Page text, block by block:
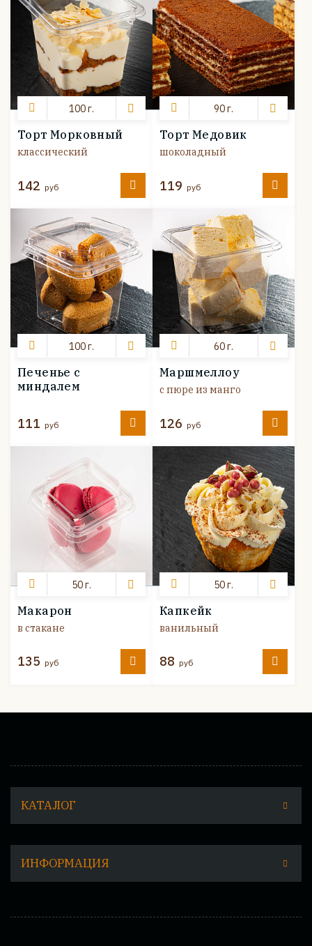
100 г.
Торт Морковный
классический
142 руб
90 г.
Торт Медовик
шоколадный
119 руб
100 г.
Печенье с
миндалем
111 руб
60 г.
Маршмеллоу
с пюре из манго
126 руб
50 г.
Макарон
в стакане
135 руб
50 г.
Капкейк
ванильный
88 руб
КАТАЛОГ
ИНФОРМАЦИЯ